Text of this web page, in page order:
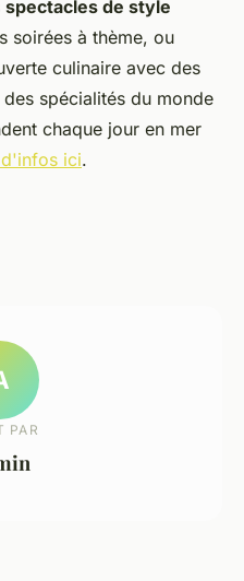
spectacles de style
soirées à thème, ou
culinaire avec des
spécialités du monde
chaque jour en mer
ici.
PAR